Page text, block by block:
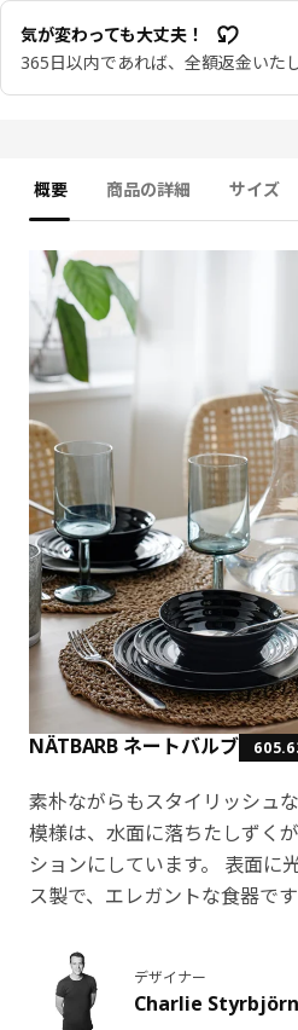
気が変わっても大丈夫！
365日以内であれば、全額返金いた
概要 商品の詳細 サイズ
NÄTBARB ネートバルブ
素朴ながらもスタイリッシュ
模様は、水面に落ちたしずく
ションにしています。 表面に
ス製で、エレガントな食器です
デザイナー
Charlie Styrbjörn